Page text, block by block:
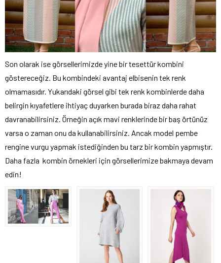
Son olarak ise görsellerimizde yine bir tesettür kombini
göstereceğiz. Bu kombindeki avantaj elbisenin tek renk
olmamasıdır. Yukarıdaki görsel gibi tek renk kombinlerde daha
belirgin kıyafetlere ihtiyaç duyarken burada biraz daha rahat
davranabilirsiniz. Örneğin açık mavi renklerinde bir baş örtünüz
varsa o zaman onu da kullanabilirsiniz. Ancak model pembe
rengine vurgu yapmak istediğinden bu tarz bir kombin yapmıştır.
Daha fazla kombin örnekleri için görsellerimize bakmaya devam
edin!